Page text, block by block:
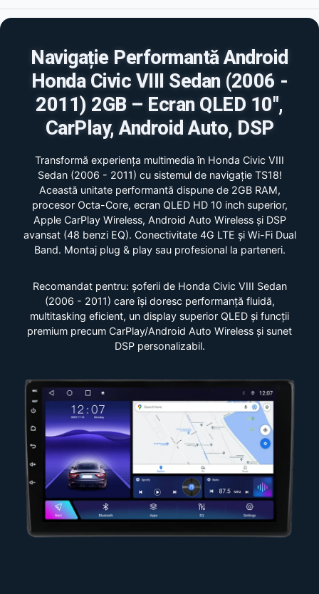
Navigație Performantă Android
Honda Civic VIII Sedan (2006 -
2011) 2GB – Ecran QLED 10",
CarPlay, Android Auto, DSP
Transformă experiența multimedia în Honda Civic VIII
Sedan (2006 - 2011) cu sistemul de navigație TS18!
Această unitate performantă dispune de 2GB RAM,
procesor Octa-Core, ecran QLED HD 10 inch superior,
Apple CarPlay Wireless, Android Auto Wireless și DSP
avansat (48 benzi EQ). Conectivitate 4G LTE și Wi-Fi Dual
Band. Montaj plug & play sau profesional la parteneri.
Recomandat pentru: șoferii de Honda Civic VIII Sedan
(2006 - 2011) care își doresc performanță fluidă,
multitasking eficient, un display superior QLED și funcții
premium precum CarPlay/Android Auto Wireless și sunet
DSP personalizabil.